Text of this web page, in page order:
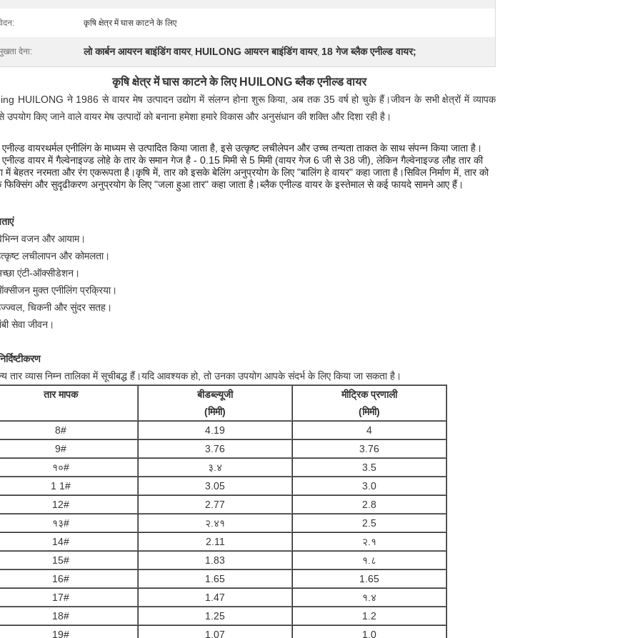
कृषि क्षेत्र में घास काटने के लिए
देना: लो कार्बन आयरन बाइंडिंग वायर, HUILONG आयरन बाइंडिंग वायर, 18 गेज ब्लैक एनील्ड वायर;
कृषि क्षेत्र में घास काटने के लिए HUILONG ब्लैक एनील्ड वायर
HUILONG ने 1986 से वायर मेष उत्पादन उद्योग में संलग्न होना शुरू किया, अब तक 35 वर्ष हो चुके हैं।जीवन के सभी क्षेत्रों में व्यापक
उपयोग किए जाने वाले वायर मेष उत्पादों को बनाना हमेशा हमारे विकास और अनुसंधान की शक्ति और दिशा रही है।
वायरथर्मल एनीलिंग के माध्यम से उत्पादित किया जाता है, इसे उत्कृष्ट लचीलेपन और उच्च तन्यता ताकत के साथ संपन्न किया जाता है।
वायर में गैल्वेनाइज्ड लोहे के तार के समान गेज है - 0.15 मिमी से 5 मिमी (वायर गेज 6 जी से 38 जी), लेकिन गैल्वेनाइज्ड लौह तार की
में बेहतर नरमता और रंग एकरूपता है।कृषि में, तार को इसके बेलिंग अनुप्रयोग के लिए "बालिंग हे वायर" कहा जाता है।सिविल निर्माण में, तार को
और सुदृढीकरण अनुप्रयोग के लिए "जला हुआ तार" कहा जाता है।ब्लैक एनील्ड वायर के इस्तेमाल से कई फायदे सामने आए हैं।
वजन और आयाम।
लचीलापन और कोमलता।
एंटी-ऑक्सीडेशन।
मुक्त एनीलिंग प्रक्रिया।
चिकनी और सुंदर सतह।
सेवा जीवन।
तार व्यास निम्न तालिका में सूचीबद्ध हैं।यदि आवश्यक हो, तो उनका उपयोग आपके संदर्भ के लिए किया जा सकता है।
तार मापक
बीडब्ल्यूजी
(मिमी)
मीट्रिक प्रणाली
(मिमी)
8#
4.19
4
9#
3.76
3.76
१०#
३.४
3.5
1 1#
3.05
3.0
12#
2.77
2.8
१३#
२.४१
2.5
14#
2.11
२.१
15#
1.83
१.८
16#
1.65
1.65
17#
1.47
१.४
18#
1.25
1.2
19#
1.07
1.0